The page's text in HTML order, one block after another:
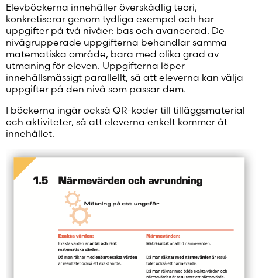
Elevböckerna innehåller överskådlig teori,
konkretiserar genom tydliga exempel och har
uppgifter på två nivåer: bas och avancerad. De
nivågrupperade uppgifterna behandlar samma
matematiska område, bara med olika grad av
utmaning för eleven. Uppgifterna löper
innehållsmässigt parallellt, så att eleverna kan välja
uppgifter på den nivå som passar dem.
I böckerna ingår också QR-koder till tilläggsmaterial
och aktiviteter, så att eleverna enkelt kommer åt
innehållet.